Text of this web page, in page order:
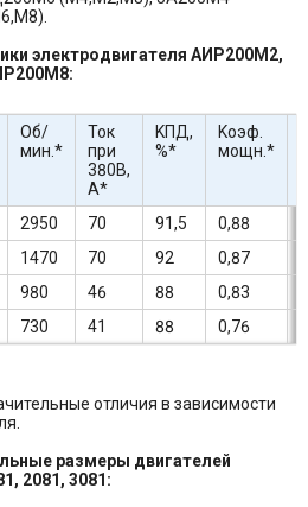
электродвигателя АИР200М2,
Об/
мин.*
Ток
при
380В,
А*
KПД,
%*
Kоэф.
мощн.*
2950 70 91,5 0,88
1470 70 92 0,87
980 46 88 0,83
730 41 88 0,76
отличия в зависимости
размеры двигателей
2081, 3081: